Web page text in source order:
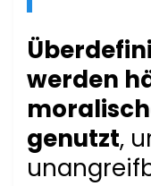
werden
genutzt,